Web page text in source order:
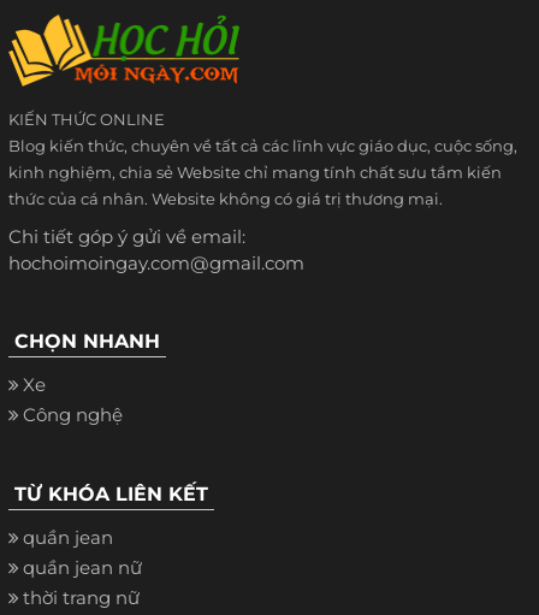
KIẾN THỨC ONLINE
Blog kiến thức, chuyên về tất cả các lĩnh vực giáo dục, cuộc sống,
kinh nghiệm, chia sẻ Website chỉ mang tính chất sưu tầm kiến
thức của cá nhân. Website không có giá trị thương mại.
Chi tiết góp ý gửi về email:
hochoimoingay.com@gmail.com
CHỌN NHANH
Xe
Công nghệ
TỪ KHÓA LIÊN KẾT
quần jean
quần jean nữ
thời trang nữ